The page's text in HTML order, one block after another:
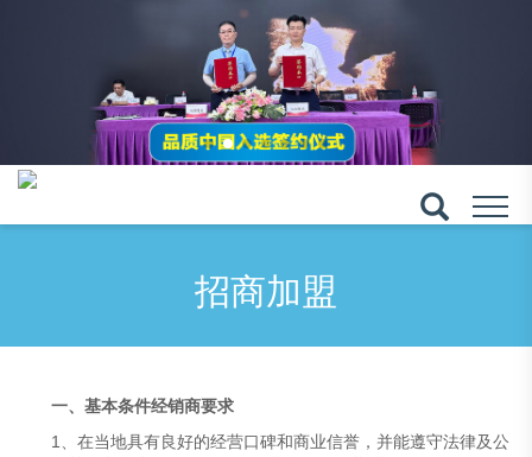
招商加盟
一、基本条件经销商要求
1、在当地具有良好的经营口碑和商业信誉，并能遵守法律及公